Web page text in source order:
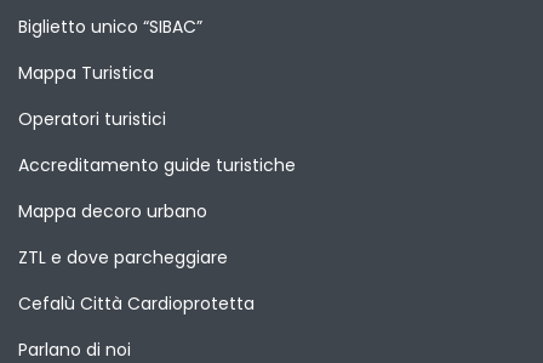
Biglietto unico “SIBAC”
Mappa Turistica
Operatori turistici
Accreditamento guide turistiche
Mappa decoro urbano
ZTL e dove parcheggiare
Cefalù Città Cardioprotetta
Parlano di noi